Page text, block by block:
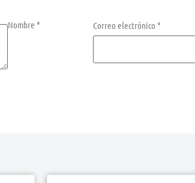
Nombre* Correo electrónico *